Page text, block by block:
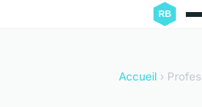
Accueil ›